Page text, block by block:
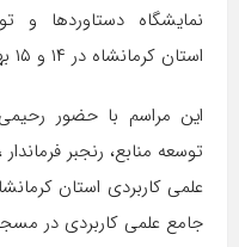
نمایشگاه دستاوردها و
استان کرمانشاه در ۱۴ و ۱۵ بهمن ماه در دهه فجر افتتاح شد.
این مراسم با حضور
توسعه منابع، رنجبر
علمی کاربردی استان
جامع علمی کاربردی در